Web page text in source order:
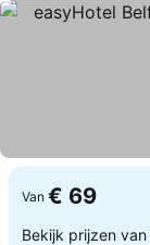
Van € 69
Bekijk prijzen van